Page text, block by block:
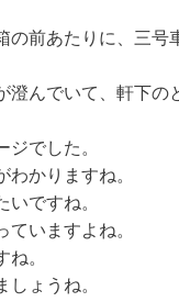
の前あたりに、三号
澄んでいて、軒下の
でした。
かりますね。
いですね。
ていますよね。
。
ょうね。